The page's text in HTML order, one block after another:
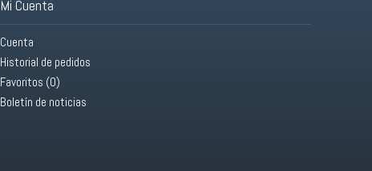
Mi Cuenta
Cuenta
Historial de pedidos
Favoritos (0)
Boletín de noticias